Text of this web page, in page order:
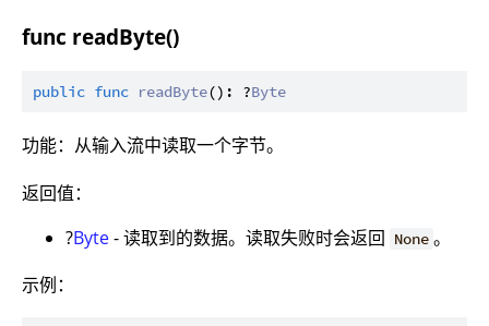
func readByte()
public func readByte(): ?Byte
功能：从输入流中读取一个字节。
返回值：
?Byte- 读取到的数据。读取失败时会返回 None 。
示例：